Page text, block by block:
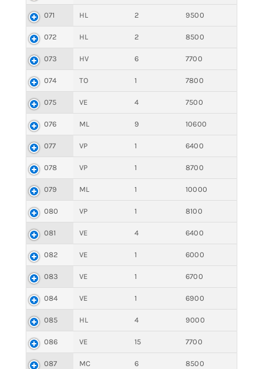
071 HL 2 9500
072 HL 2 8500
073 HV 6 7700
074 TO 1 7800
075 VE 4 7500
076 ML 9 10600
077 VP 1 6400
078 VP 1 8700
079 ML 1 10000
080 VP 1 8100
081 VE 4 6400
082 VE 1 6000
083 VE 1 6700
084 VE 1 6900
085 HL 4 9000
086 VE 15 7700
087 MC 6 8500